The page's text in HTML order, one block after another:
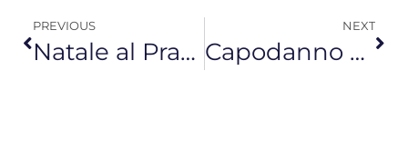
PREVIOUS
Natale al Prato Nevoso Village
NEXT
Capodanno a Prato Nevoso